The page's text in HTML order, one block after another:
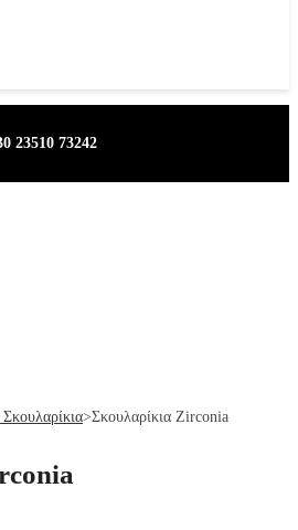
23510 73242
>Σκουλαρίκια Zirconia